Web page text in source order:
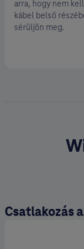
arra, hogy nem
kábel belső
sérüljön meg.
Csatlakozás